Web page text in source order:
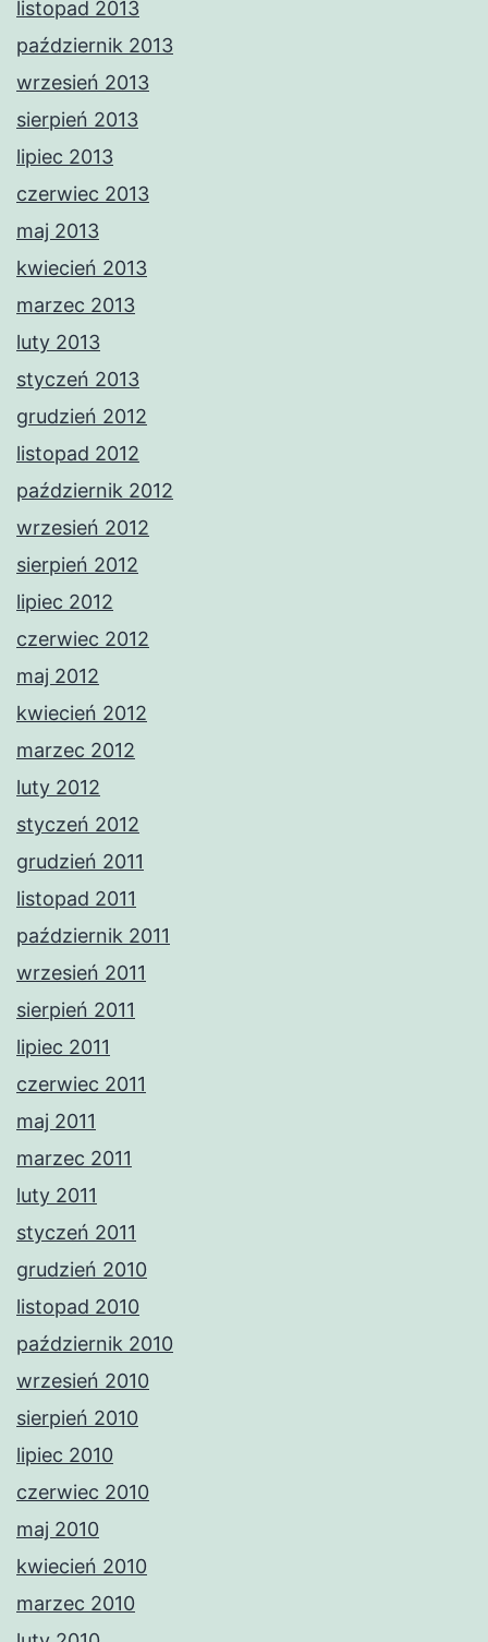
listopad 2013
październik 2013
wrzesień 2013
sierpień 2013
lipiec 2013
czerwiec 2013
maj 2013
kwiecień 2013
marzec 2013
luty 2013
styczeń 2013
grudzień 2012
listopad 2012
październik 2012
wrzesień 2012
sierpień 2012
lipiec 2012
czerwiec 2012
maj 2012
kwiecień 2012
marzec 2012
luty 2012
styczeń 2012
grudzień 2011
listopad 2011
październik 2011
wrzesień 2011
sierpień 2011
lipiec 2011
czerwiec 2011
maj 2011
marzec 2011
luty 2011
styczeń 2011
grudzień 2010
listopad 2010
październik 2010
wrzesień 2010
sierpień 2010
lipiec 2010
czerwiec 2010
maj 2010
kwiecień 2010
marzec 2010